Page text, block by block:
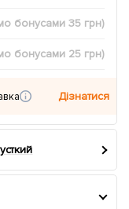
бонусами35 грн)
бонусами 25 грн)
Дізнатися